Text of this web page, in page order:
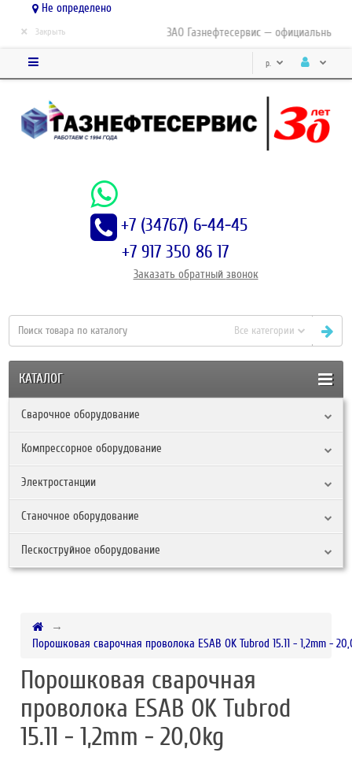
Не определено
ЗАО Газнефтесервис — официальный
× Закрыть
р.
+7 (34767) 6-44-45
+7 917 350 86 17
Заказать обратный звонок
Все категории
КАТАЛОГ
Сварочное оборудование
Компрессорное оборудование
Электростанции
Станочное оборудование
Пескоструйное оборудование
Порошковая сварочная проволока ESAB OK Tubrod 15.11 - 1,2mm -
Порошковая сварочная
проволока ESAB OK Tubrod
15.11 - 1,2mm - 20,0kg